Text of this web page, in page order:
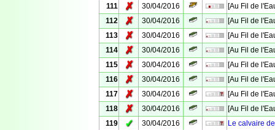
111
✗ 30/04/2016
[Au Fil de
112
✗ 30/04/2016
[Au Fil de
113
✗ 30/04/2016
[Au Fil de
114
✗ 30/04/2016
[Au Fil de
115
✗ 30/04/2016
[Au Fil de
116
✗ 30/04/2016
[Au Fil de
117
✗ 30/04/2016
[Au Fil de
118
✗ 30/04/2016
[Au Fil de
119
✓ 30/04/2016
Le calvaire